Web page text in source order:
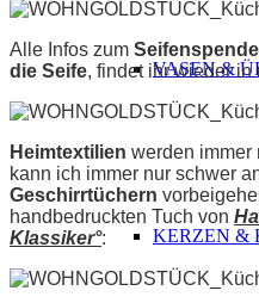
VASEN &
KERZEN &
Alle Infos zum
die Seife, findet ihr wieder
Heimtextilien werden immer
kann ich immer nur schwer
Geschirrtüchern
handbedruckten Tuch von
Klassiker°: